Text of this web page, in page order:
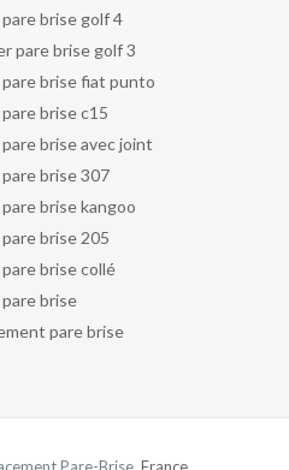
brise golf 4
pare brise golf 3
brise fiat punto
brise c15
brise avec joint
brise 307
brise kangoo
brise 205
brise collé
brise
pare brise